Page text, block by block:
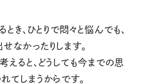
とき、ひとりで悶々と悩んでも、
なかったりします。
えると、どうしても今までの思
てしまうからです。